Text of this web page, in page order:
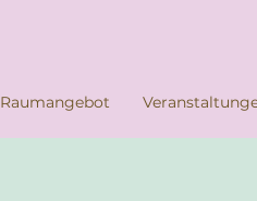
Raumangebot